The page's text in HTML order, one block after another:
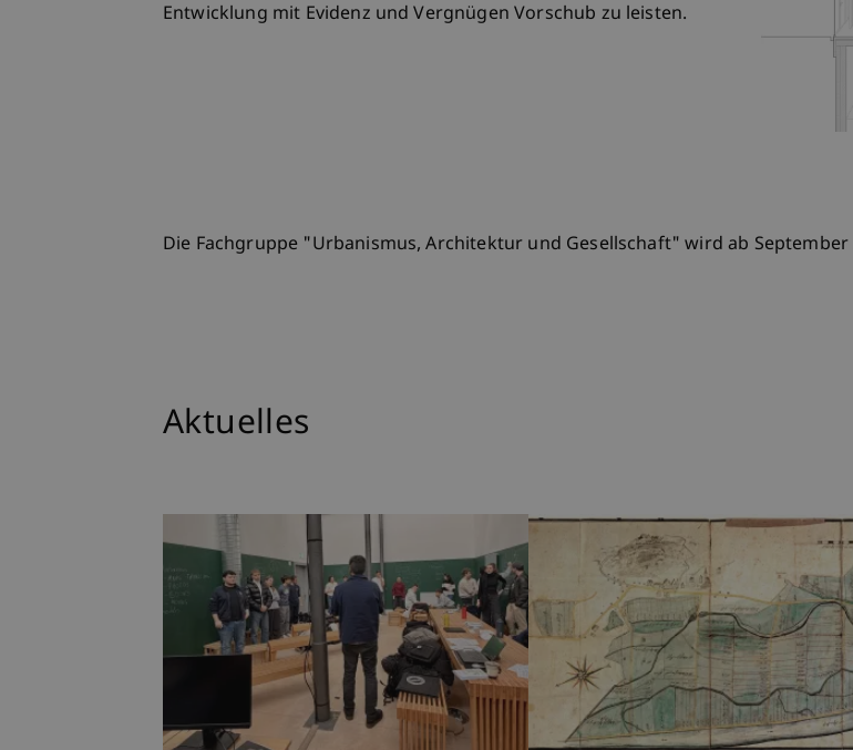
Entwicklung mit Evidenz und Vergnügen Vorschub zu leisten.
Die Fachgruppe "Urbanismus, Architektur und Gesellschaft" wird ab
Aktuelles